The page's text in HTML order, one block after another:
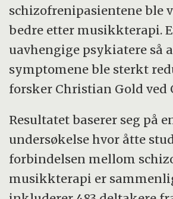
schizofrenipasientene ble
bedre etter musikkterapi.
uavhengige psykiatere så
symptomene ble sterkt
forsker Christian Gold ved
Resultatet baserer seg på
undersøkelse hvor åtte
forbindelsen mellom
musikkterapi er